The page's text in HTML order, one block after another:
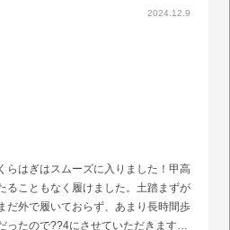
2024.12.9
らはぎはスムーズに入りました！甲高
ることもなく履けました。土踏まずが
だ外で履いておらず、あまり長時間歩
ったので??4にさせていただきます…